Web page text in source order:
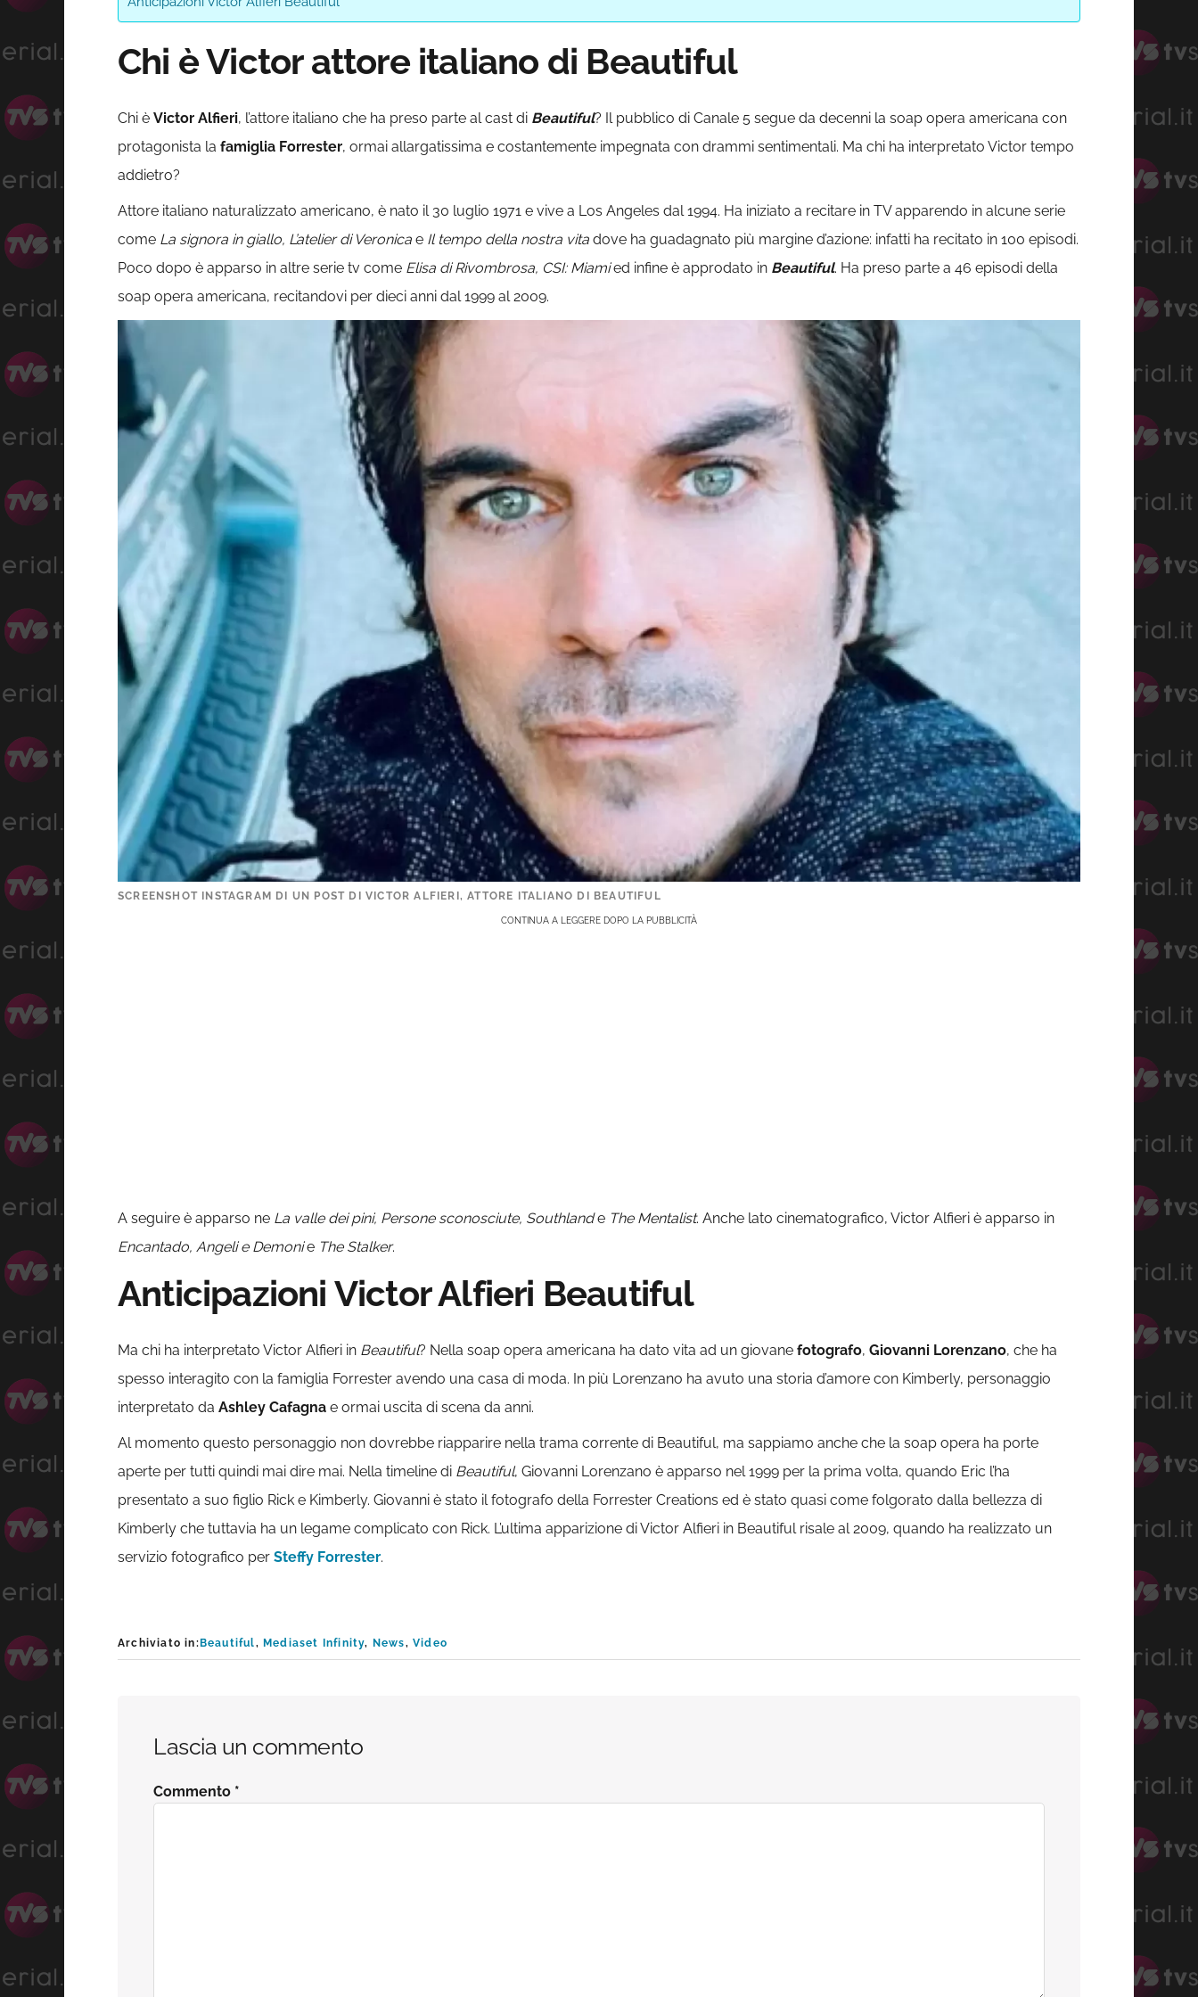
Chi è Victor attore italiano di Beautiful
Chi è Victor Alfieri, l’attore italiano che ha preso parte al cast di Beautiful? Il pubblico di Canale 5 segue da decenni la soap opera americana con
protagonista la famiglia Forrester, ormai allargatissima e costantemente impegnata con drammi sentimentali. Ma chi ha interpretato Victor tempo
addietro?
Attore italiano naturalizzato americano, è nato il 30 luglio 1971 e vive a Los Angeles dal 1994. Ha iniziato a recitare in TV apparendo in alcune serie
come La signora in giallo, L’atelier di Veronica e Il tempo della nostra vita dove ha guadagnato più margine d’azione: infatti ha recitato in 100 episodi.
Poco dopo è apparso in altre serie tv come Elisa di Rivombrosa, CSI: Miamied infine è approdato in Beautiful. Ha preso parte a 46 episodi della
soap opera americana, recitandovi per dieci anni dal 1999 al 2009.
SCREENSHOT INSTAGRAM DI UN POST DI VICTOR ALFIERI, ATTORE ITALIANO DI BEAUTIFUL
CONTINUA A LEGGERE DOPO LA PUBBLICITÀ
A seguire è apparso ne La valle dei pini, Persone sconosciute, Southlande The Mentalist. Anche lato cinematografico, Victor Alfieri è apparso in
Encantado, Angeli e Demonie The Stalker.
Anticipazioni Victor Alfieri Beautiful
Ma chi ha interpretato Victor Alfieri in Beautiful? Nella soap opera americana ha dato vita ad un giovane fotografo, Giovanni Lorenzano, che ha
spesso interagito con la famiglia Forrester avendo una casa di moda. In più Lorenzano ha avuto una storia d’amore con Kimberly, personaggio
interpretato da Ashley Cafagna e ormai uscita di scena da anni.
Al momento questo personaggio non dovrebbe riapparire nella trama corrente di Beautiful, ma sappiamo anche che la soap opera ha porte
aperte per tutti quindi mai dire mai. Nella timeline di Beautiful, Giovanni Lorenzano è apparso nel 1999 per la prima volta, quando Eric l’ha
presentato a suo figlio Rick e Kimberly. Giovanni è stato il fotografo della Forrester Creations ed è stato quasi come folgorato dalla bellezza di
Kimberly che tuttavia ha un legame complicato con Rick. L’ultima apparizione di Victor Alfieri in Beautiful risale al 2009, quando ha realizzato un
servizio fotografico per Steffy Forrester.
Archiviato in: Beautiful, Mediaset Infinity, News,Video
Lascia un commento
Commento *